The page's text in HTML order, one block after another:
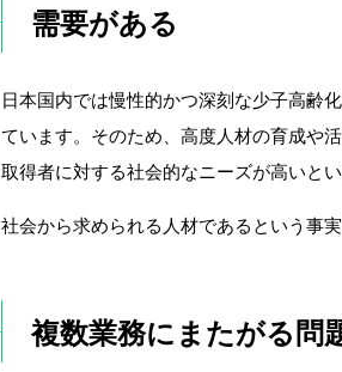
需要がある
日本国内では慢性的かつ深刻な少子高齢
ています。そのため、高度人材の育成や
取得者に対する社会的なニーズが高いとい
社会から求められる人材であるという事
複数業務にまたがる問